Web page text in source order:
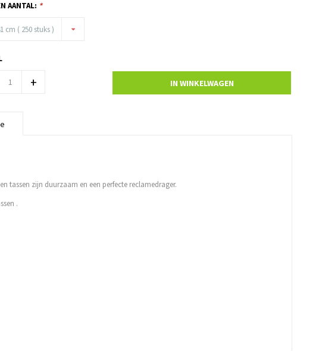
AANTAL: *
cm ( 250 stuks )
+ IN WINKELWAGEN
tassen zijn duurzaam en een perfecte reclamedrager.
.